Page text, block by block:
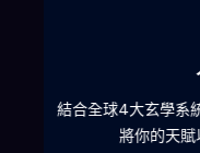
減少超過